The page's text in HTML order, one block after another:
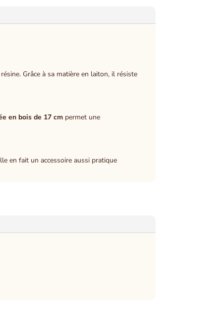
Grâce à sa matière en laiton, il résiste
en bois de 17 cm permet une
en fait un accessoire aussi pratique